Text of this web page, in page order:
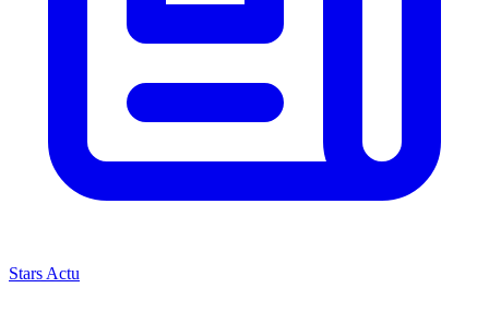
Stars Actu